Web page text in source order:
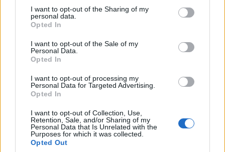
I want to opt-out of the Sharing of my
personal data.
Opted In
I want to opt-out of the Sale of my
Personal Data.
Opted In
I want to opt-out of processing my
Personal Data for Targeted Advertising.
Opted In
I want to opt-out of Collection, Use,
Retention, Sale, and/or Sharing of my
Personal Data that Is Unrelated with the
Purposes for which it was collected.
Opted Out
Μια μικρή λεπτομέρεια που θα
παρατηρήσεις σήμερα μπορεί
να αποδειχθεί καθοριστική.
ΖΥΓΟΣ
Η μέρα σε βοηθά να βρεις ξανά
ισορροπία και να
απομακρυνθείς από περιττές
εντάσεις.